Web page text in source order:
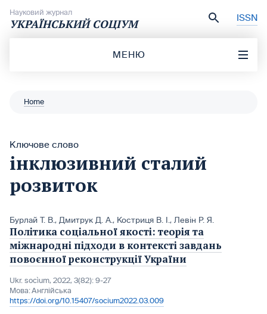
Науковий журнал
УКРАЇНСЬКИЙ СОЦІУМ ISSN
МЕНЮ
Home
Ключове слово
інклюзивний сталий
розвиток
Бурлай Т. В., Дмитрук Д. А., Костриця В. І., Левін Р. Я.
Політика соціальної якості: теорія та
міжнародні підходи в контексті завдань
повоєнної реконструкції України
Ukr. socìum, 2022, 3(82): 9-27
Мова:Англійська
https://doi.org/10.15407/socium2022.03.009